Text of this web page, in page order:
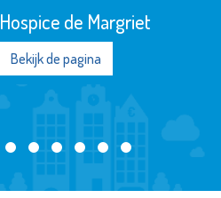
Hospice de Margriet
Bekijk de pagina